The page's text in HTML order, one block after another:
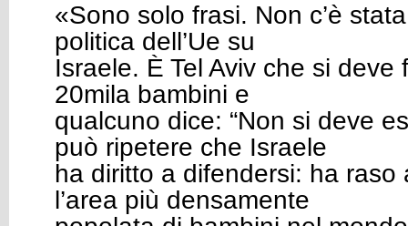
«Sono solo frasi. Non c’è
politica dell’Ue su
Israele. È Tel Aviv che si deve
20mila bambini e
qualcuno dice: “Non si deve
può ripetere che Israele
ha diritto a difendersi: ha raso
l’area più densamente